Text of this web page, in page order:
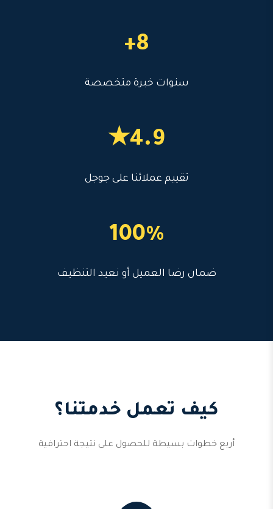
8+
سنوات خبرة متخصصة
4.9★
تقييم عملائنا على جوجل
100%
ضمان رضا العميل أو نعيد التنظيف
كيف تعمل خدمتنا؟
أربع خطوات بسيطة للحصول على نتيجة احترافية